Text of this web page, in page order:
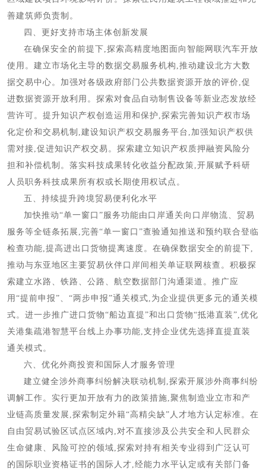
善建筑师负责制。
四、更好支持市场主体创新发展
在确保安全的前提下,探索高精度地图面向智能网联汽车开放
使用。建立市场化主导的数据交易服务机构,推动建设北方大数
据交易中心。加强对各级政府部门公共数据资源开放的评价,促
进数据资源开放利用。探索对食品自动制售设备等新业态发放经
营许可。提升知识产权创造运用和保护,探索完善知识产权市场
化定价和交易机制,建设知识产权交易服务平台,加强知识产权供
需对接,促进知识产权交易。探索建立知识产权质押融资风险分
担和补偿机制。落实科技成果转化收益分配政策,开展赋予科研
人员职务科技成果所有权或长期使用权试点。
五、持续提升跨境贸易便利化水平
加快推动“单一窗口”服务功能由口岸通关向口岸物流、贸易
服务等全链条拓展,完善“单一窗口”查验通知推送和预约联合登临
检查功能,提高进出口货物提离速度。在确保数据安全的前提下,
推动与东亚地区主要贸易伙伴口岸间相关单证联网核查。积极探
索建立水路、铁路、公路、航空数据部门沟通渠道。推广应
用“提前申报”、“两步申报”通关模式,为企业提供更多元的通关模
式。进一步推广进口货物“船边直提”和出口货物“抵港直装”,优化
关港集疏港智慧平台线上办事功能,支持企业优先选择直提直装
通关模式。
六、优化外商投资和国际人才服务管理
建立健全涉外商事纠纷解决联动机制,探索开展涉外商事纠纷
调解工作。实行更加开放有力的政策措施,聚焦制造业立市和产
业链高质量发展,探索制定外籍“高精尖缺”人才地方认定标准。在
自由贸易试验区试点区域内,对不直接涉及公共安全和人民群众
生命健康、风险可控的领域,探索对持有相关专业得到广泛认可
的国际职业资格证书的国际人才,经能力水平认定或有关部门备